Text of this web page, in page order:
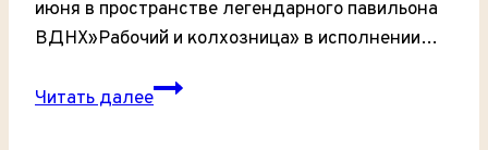
июня в пространстве легендарного павильона
ВДНХ»Рабочий и колхозница» в исполнении…
Читать далее
афиша